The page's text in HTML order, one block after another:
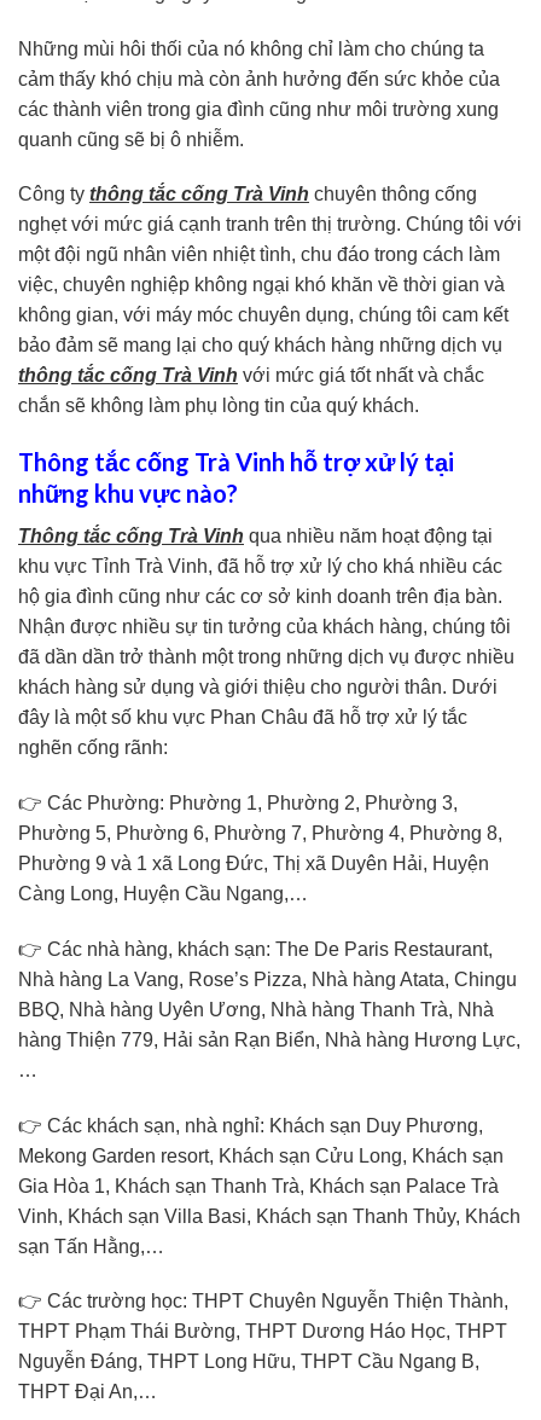
Những mùi hôi thối của nó không chỉ làm cho chúng ta
cảm thấy khó chịu mà còn ảnh hưởng đến sức khỏe của
các thành viên trong gia đình cũng như môi trường xung
quanh cũng sẽ bị ô nhiễm.
Công ty thông tắc cống Trà Vinh chuyên thông cống
nghẹt với mức giá cạnh tranh trên thị trường. Chúng tôi với
một đội ngũ nhân viên nhiệt tình, chu đáo trong cách làm
việc, chuyên nghiệp không ngại khó khăn về thời gian và
không gian, với máy móc chuyên dụng, chúng tôi cam kết
bảo đảm sẽ mang lại cho quý khách hàng những dịch vụ
thông tắc cống Trà Vinh với mức giá tốt nhất và chắc
chắn sẽ không làm phụ lòng tin của quý khách.
Thông tắc cống Trà Vinh hỗ trợ xử lý tại
những khu vực nào?
Thông tắc cống Trà Vinh qua nhiều năm hoạt động tại
khu vực Tỉnh Trà Vinh, đã hỗ trợ xử lý cho khá nhiều các
hộ gia đình cũng như các cơ sở kinh doanh trên địa bàn.
Nhận được nhiều sự tin tưởng của khách hàng, chúng tôi
đã dần dần trở thành một trong những dịch vụ được nhiều
khách hàng sử dụng và giới thiệu cho người thân. Dưới
đây là một số khu vực Phan Châu đã hỗ trợ xử lý tắc
nghẽn cống rãnh:
👉 Các Phường: Phường 1, Phường 2, Phường 3,
Phường 5, Phường 6, Phường 7, Phường 4, Phường 8,
Phường 9 và 1 xã Long Đức, Thị xã Duyên Hải, Huyện
Càng Long, Huyện Cầu Ngang,…
👉 Các nhà hàng, khách sạn: The De Paris Restaurant,
Nhà hàng La Vang, Rose’s Pizza, Nhà hàng Atata, Chingu
BBQ, Nhà hàng Uyên Ương, Nhà hàng Thanh Trà, Nhà
hàng Thiện 779, Hải sản Rạn Biển, Nhà hàng Hương Lực,
…
👉 Các khách sạn, nhà nghỉ: Khách sạn Duy Phương,
Mekong Garden resort, Khách sạn Cửu Long, Khách sạn
Gia Hòa 1, Khách sạn Thanh Trà, Khách sạn Palace Trà
Vinh, Khách sạn Villa Basi, Khách sạn Thanh Thủy, Khách
sạn Tấn Hằng,…
👉 Các trường học: THPT Chuyên Nguyễn Thiện Thành,
THPT Phạm Thái Bường, THPT Dương Háo Học, THPT
Nguyễn Đáng, THPT Long Hữu, THPT Cầu Ngang B,
THPT Đại An,…